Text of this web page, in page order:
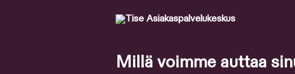
Millä voimme auttaa